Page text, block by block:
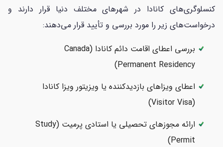
کنسلوگری‌های کانادا در شهرهای مختلف دنیا قرار دارند و
درخواست‌های زیر را مورد بررسی و تأیید قرار می‌دهند:
بررسی اعطای اقامت دائم کانادا (Canada
Permanent Residency)
اعطای ویزاهای بازدیدکننده یا ویزیتور ویزا کانادا
(Visitor Visa)
ارائه مجوزهای تحصیلی یا استادی پرمیت (Study
Permit)